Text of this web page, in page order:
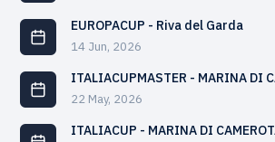
EUROPACUP - Riva del Garda
14 Jun, 2026
ITALIACUPMASTER - MARINA DI
22 May, 2026
ITALIACUP - MARINA DI